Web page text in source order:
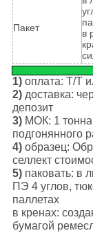
Пакет
в
1)оплата: Т/Т
2)доставка:
депозит
3)МОК: 1 тонна
подгонянного
4)образец:
селлект
5)паковать: в
ПЭ 4 углов,
паллетах
в кренах:
бумагой